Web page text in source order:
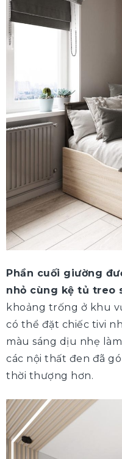
Phần cuối giường
nhỏ cùng kệ tủ treo
khoảng trống ở khu
có thể đặt chiếc tivi
màu sáng dịu nhẹ
các nội thất đen đã
thời thượng hơn.